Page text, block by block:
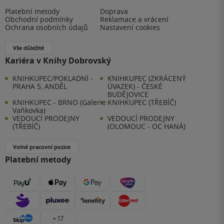
Platební metody
Doprava
Obchodní podmínky
Reklamace a vrácení
Ochrana osobních údajů
Nastavení cookies
Vše důležité
Kariéra v Knihy Dobrovský
KNIHKUPEC/POKLADNÍ -
PRAHA 5, ANDĚL
KNIHKUPEC (ZKRÁCENÝ
ÚVAZEK) - ČESKÉ
BUDĚJOVICE
KNIHKUPEC - BRNO (Galerie
Vaňkovka)
KNIHKUPEC (TŘEBÍČ)
VEDOUCÍ PRODEJNY
(TŘEBÍČ)
VEDOUCÍ PRODEJNY
(OLOMOUC - OC HANÁ)
Volné pracovní pozice
Platební metody
+ 17